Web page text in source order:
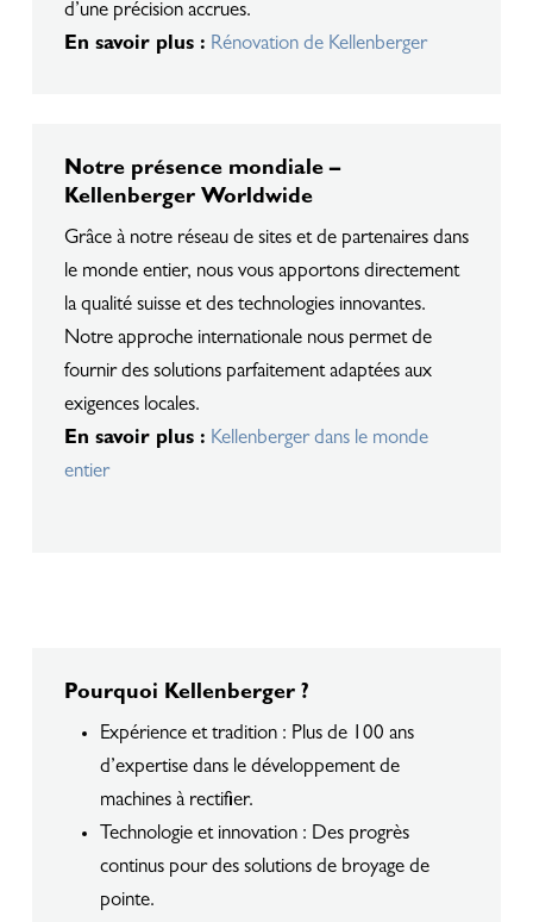
d’une précision accrues.
En savoir plus : Rénovation de Kellenberger
Notre présence mondiale –
Kellenberger Worldwide
Grâce à notre réseau de sites et de partenaires dans
le monde entier, nous vous apportons directement
la qualité suisse et des technologies innovantes.
Notre approche internationale nous permet de
fournir des solutions parfaitement adaptées aux
exigences locales.
En savoir plus : Kellenberger dans le monde
entier
Pourquoi Kellenberger ?
Expérience et tradition : Plus de 100 ans
d’expertise dans le développement de
machines à rectifier.
Technologie et innovation : Des progrès
continus pour des solutions de broyage de
pointe.